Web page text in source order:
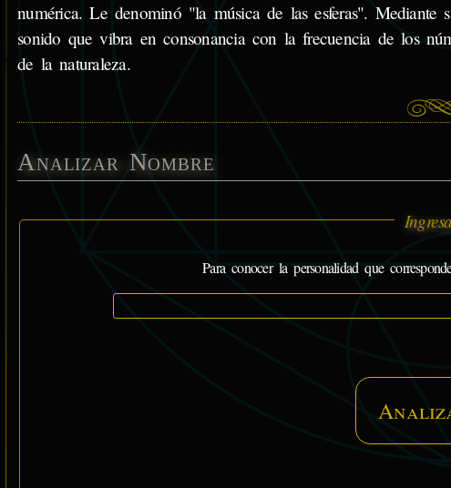
numérica. Le denominó "la música de las esferas".
sonido que vibra en consonancia con la frecuencia de los
de la naturaleza.
Analizar Nombre
Para conocer la personalidad que